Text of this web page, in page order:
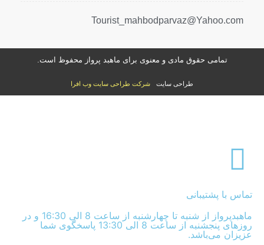
Tourist_mahbodparvaz@Yahoo.com
تمامی حقوق مادی و معنوی برای ماهبد پرواز محفوظ است.
طراحی سایت شرکت طراحی سایت وب افرا
تماس با پشتیبانی
ماهبدپرواز از شنبه تا چهارشنبه از ساعت 8 الی 16:30 و در
روزهای پنجشنبه از ساعت 8 الی 13:30 پاسخگوی شما
عزیزان می‌باشد.